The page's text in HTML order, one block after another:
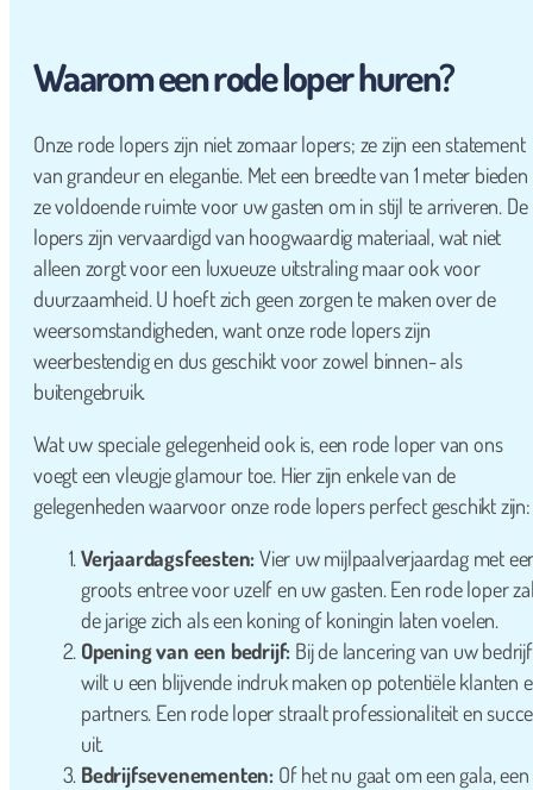
Waarom een rode loper huren?
Onze rode lopers zijn niet zomaar lopers; ze zijn een statement
van grandeur en elegantie. Met een breedte van 1 meter bieden
ze voldoende ruimte voor uw gasten om in stijl te arriveren. De
lopers zijn vervaardigd van hoogwaardig materiaal, wat niet
alleen zorgt voor een luxueuze uitstraling maar ook voor
duurzaamheid. U hoeft zich geen zorgen te maken over de
weersomstandigheden, want onze rode lopers zijn
weerbestendig en dus geschikt voor zowel binnen- als
buitengebruik.
Wat uw speciale gelegenheid ook is, een rode loper van ons
voegt een vleugje glamour toe. Hier zijn enkele van de
gelegenheden waarvoor onze rode lopers perfect geschikt zijn:
Verjaardagsfeesten:Vier uw mijlpaalverjaardag met
groots entree voor uzelf en uw gasten. Een rode loper
de jarige zich als een koning of koningin laten voelen.
Opening van een bedrijf: Bij de lancering van uw bedrijf
wilt u een blijvende indruk maken op potentiële klanten
partners. Een rode loper straalt professionaliteit en
uit.
Bedrijfsevenementen: Of het nu gaat om een gala, een